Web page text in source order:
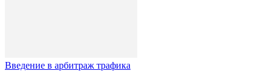
Введение в арбитраж трафика